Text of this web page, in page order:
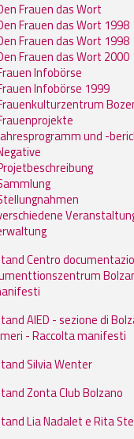
Frauen das Wort
Frauen das Wort 1998
Frauen das Wort 1998
Frauen das Wort 2000
Infobörse
Infobörse 1999
und -
Centro
AIED - sezione di
- Raccolta manifesti
Silvia Wenter
Zonta Club Bolzano
Lia Nadalet e Rita